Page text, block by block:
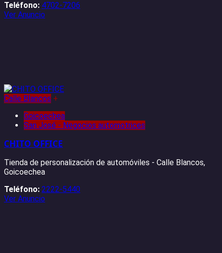
Teléfono: 4702-7206
Ver Anuncio
Calle Blancos +
Goicoechea
San José - Negocios automotrices
CHITO OFFICE
Tienda de personalización de automóviles - Calle Blancos,
Goicoechea
Teléfono: 2222-5440
Ver Anuncio